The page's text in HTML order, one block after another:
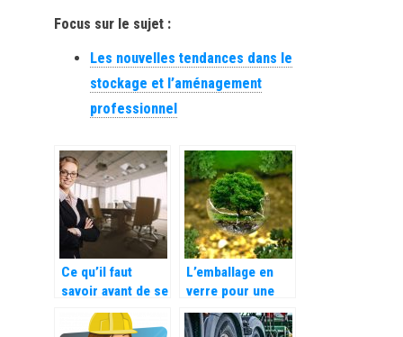
Focus sur le sujet :
Les nouvelles tendances dans le
stockage et l’aménagement
professionnel
Ce qu’il faut
savoir avant de se
lancer dans
l’entrepreneuriat
L’emballage en
verre pour une
conservation
écologique